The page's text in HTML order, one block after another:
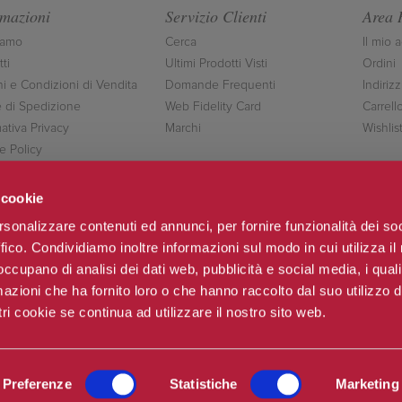
contenuti ed annunci, per fornire funzionalità dei
Condividiamo inoltre informazioni sul modo in cui utilizza il
di analisi dei dati web, pubblicità e social media, i
che ha fornito loro o che hanno raccolto dal suo utilizzo
cookie se continua ad utilizzare il nostro sito web.
Preferenze Statistiche Marketing
e Condizioni di Vendita
di Spedizione
Privacy
Policy
Servizio Clienti
Cerca
Ultimi Prodotti Visti
Domande Frequenti
Web Fidelity Card
Marchi
Area
Il mio
Ordini
Indirizzi
Carrello
Wishlist
Seguici
& C.sas